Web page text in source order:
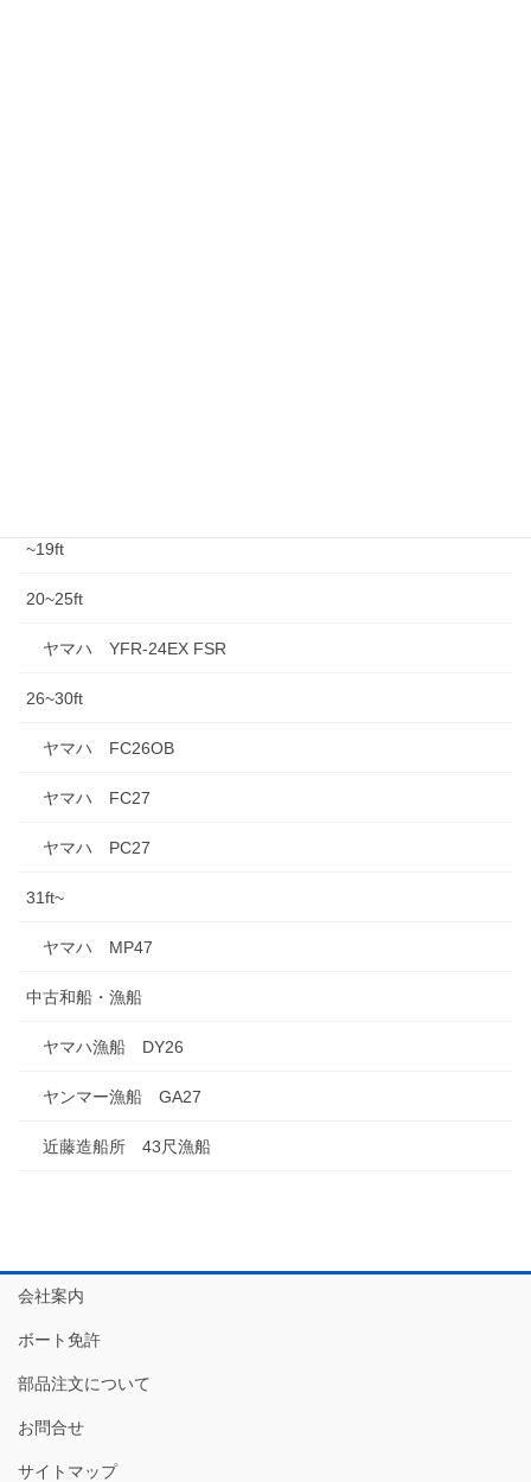
~19ft
20~25ft
ヤマハ YFR-24EX FSR
26~30ft
ヤマハ FC26OB
ヤマハ FC27
ヤマハ PC27
31ft~
ヤマハ MP47
中古和船・漁船
ヤマハ漁船 DY26
ヤンマー漁船 GA27
近藤造船所 43尺漁船
会社案内
ボート免許
部品注文について
お問合せ
サイトマップ